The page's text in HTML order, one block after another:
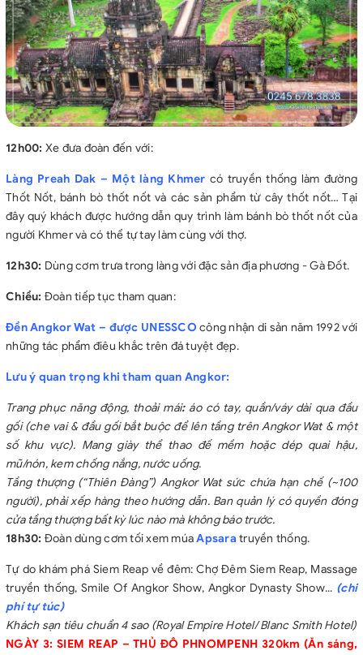
12h00: Xe đưa đoàn đến với:
Làng Preah Dak – Một làng Khmer có truyền thống làm đường
Thốt Nốt, bánh bò thốt nốt và các sản phẩm từ cây thốt nốt… Tại
đây quý khách được hướng dẫn quy trình làm bánh bò thốt nốt của
người Khmer và có thể tự tay làm cùng với thợ.
12h30: Dùng cơm trưa trong làng với đặc sản địa phương - Gà Đốt.
Chiều: Đoàn tiếp tục tham quan:
Đền Angkor Wat – được UNESSCO công nhận di sản năm 1992 với
những tác phẩm điêu khắc trên đá tuyệt đẹp.
Lưu ý quan trọng khi tham quan Angkor:
Trang phục năng động, thoải mái: áo có tay, quần/váy dài qua đầu
gối (che vai & đầu gối bắt buộc để lên tầng trên Angkor Wat & một
số khu vực). Mang giày thể thao đế mềm hoặc dép quai hậu,
mũ/nón, kem chống nắng, nước uống.
Tầng thượng (“Thiên Đàng”) Angkor Wat sức chứa hạn chế (~100
người), phải xếp hàng theo hướng dẫn. Ban quản lý có quyền đóng
cửa tầng thượng bất kỳ lúc nào mà không báo trước.
18h30: Đoàn dùng cơm tối xem múaApsara truyền thống.
Tự do khám phá Siem Reap về đêm: Chợ Đêm Siem Reap, Massage
truyền thống, Smile Of Angkor Show, Angkor Dynasty Show... (chi
phí tự túc)
Kháchsạn tiêu chuẩn 4 sao (Royal Empire Hotel/ Blanc Smith Hotel)
NGÀY 3: SIEM REAP – THỦ ĐÔ PHNOMPENH 320km (Ăn sáng,